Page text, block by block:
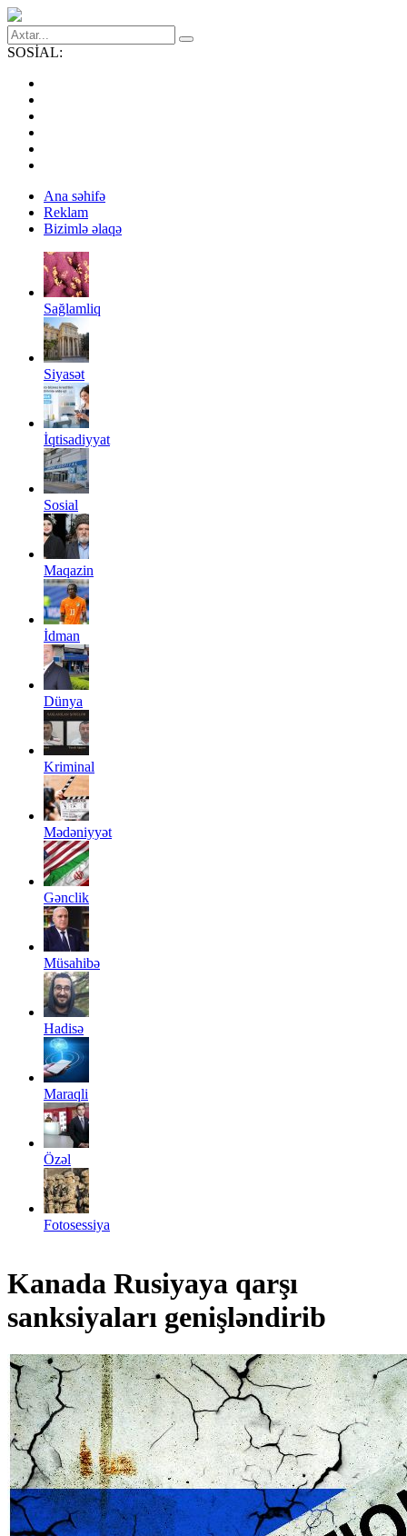
SOSİAL:
Ana səhifə
Reklam
Bizimlə əlaqə
Sağlamliq
Siyasət
İqtisadiyyat
Sosial
Maqazin
İdman
Dünya
Kriminal
Mədəniyyət
Gənclik
Müsahibə
Hadisə
Maraqli
Özəl
Fotosessiya
Kanada Rusiyaya qarşı
sanksiyaları genişləndirib